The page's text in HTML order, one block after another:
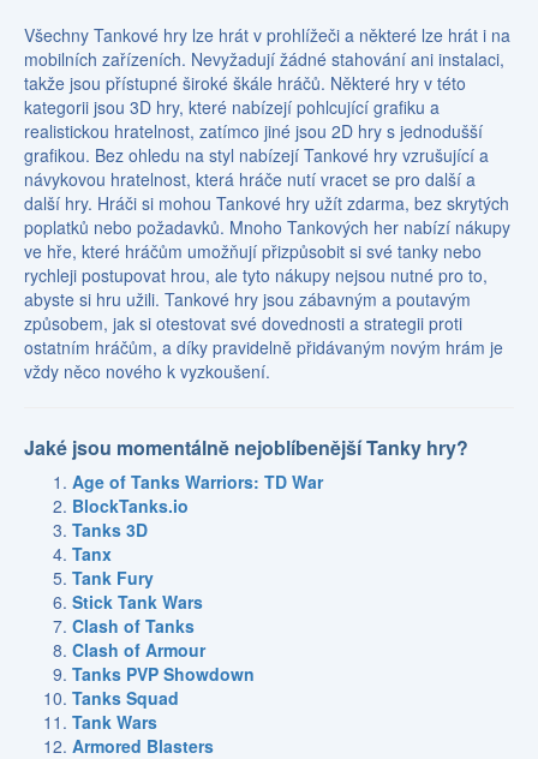
Všechny Tankové hry lze hrát v prohlížeči a některé lze hrát i na
mobilních zařízeních. Nevyžadují žádné stahování ani instalaci,
takže jsou přístupné široké škále hráčů. Některé hry v této
kategorii jsou 3D hry, které nabízejí pohlcující grafiku a
realistickou hratelnost, zatímco jiné jsou 2D hry s jednodušší
grafikou. Bez ohledu na styl nabízejí Tankové hry vzrušující a
návykovou hratelnost, která hráče nutí vracet se pro další a
další hry. Hráči si mohou Tankové hry užít zdarma, bez skrytých
poplatků nebo požadavků. Mnoho Tankových her nabízí nákupy
ve hře, které hráčům umožňují přizpůsobit si své tanky nebo
rychleji postupovat hrou, ale tyto nákupy nejsou nutné pro to,
abyste si hru užili. Tankové hry jsou zábavným a poutavým
způsobem, jak si otestovat své dovednosti a strategii proti
ostatním hráčům, a díky pravidelně přidávaným novým hrám je
vždy něco nového k vyzkoušení.
Jaké jsou momentálně nejoblíbenější Tanky hry?
Age of Tanks Warriors: TD War
BlockTanks.io
Tanks 3D
Tanx
Tank Fury
Stick Tank Wars
Clash of Tanks
Clash of Armour
Tanks PVP Showdown
Tanks Squad
Tank Wars
Armored Blasters